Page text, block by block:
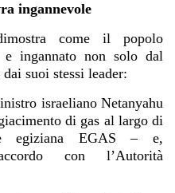
ingannevole
come il popolo
e ingannato non solo dal
suoi stessi leader:
israeliano Netanyahu
di gas al largo di
egiziana EGAS – e,
con l’Autorità